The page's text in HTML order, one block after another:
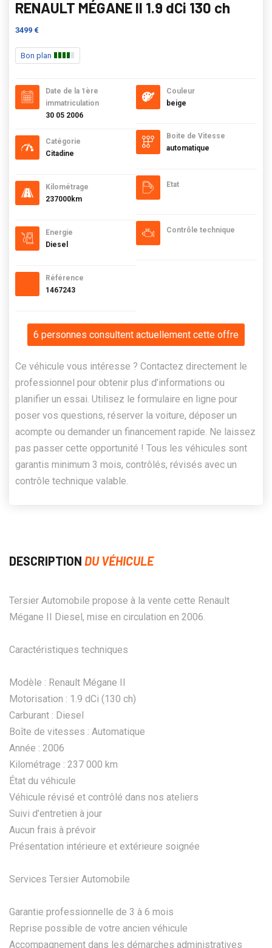
RENAULT MÉGANE II 1.9 dCi 130 ch
3499 €
Bon plan
Date de la 1ère
immatriculation
30 05 2006
Catégorie
Citadine
Kilométrage
237000km
Energie
Diesel
Référence
1467243
Couleur
beige
Boite de Vitesse
automatique
Etat
Contrôle technique
6 personnes consultent actuellement cette offre
Ce véhicule vous intéresse ? Contactez directement le
professionnel pour obtenir plus d’informations ou
planifier un essai. Utilisez le formulaire en ligne pour
poser vos questions, réserver la voiture, déposer un
acompte ou demander un financement rapide. Ne laissez
pas passer cette opportunité ! Tous les véhicules sont
garantis minimum 3 mois, contrôlés, révisés avec un
contrôle technique valable.
DESCRIPTION DU VÉHICULE
Tersier Automobile propose à la vente cette Renault
Mégane II Diesel, mise en circulation en 2006.
Caractéristiques techniques
Modèle : Renault Mégane II
Motorisation : 1.9 dCi (130 ch)
Carburant : Diesel
Boîte de vitesses : Automatique
Année : 2006
Kilométrage : 237 000 km
État du véhicule
Véhicule révisé et contrôlé dans nos ateliers
Suivi d’entretien à jour
Aucun frais à prévoir
Présentation intérieure et extérieure soignée
Services Tersier Automobile
Garantie professionnelle de 3 à 6 mois
Reprise possible de votre ancien véhicule
Accompagnement dans les démarches administratives